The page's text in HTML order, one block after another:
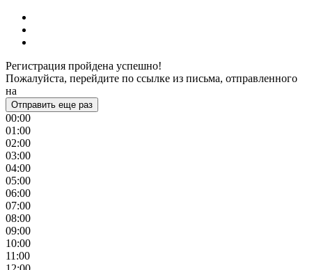
Регистрация пройдена успешно!
Пожалуйста, перейдите по ссылке из письма, отправленного
на
Отправить еще раз
00:00
01:00
02:00
03:00
04:00
05:00
06:00
07:00
08:00
09:00
10:00
11:00